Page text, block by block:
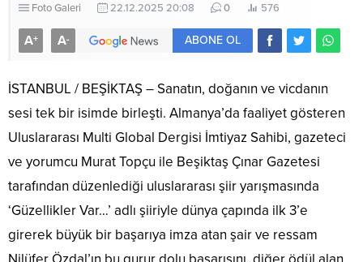
Foto Galeri 22.12.2025 20:08 0 576
A+ A- ABONE OL
İSTANBUL / BEŞİKTAŞ – Sanatın, doğanın ve vicdanın
sesi tek bir isimde birleşti. Almanya’da faaliyet gösteren
Uluslararası Multi Global Dergisi İmtiyaz Sahibi, gazeteci
ve yorumcu Murat Topçu ile Beşiktaş Çınar Gazetesi
tarafından düzenlediği uluslararası şiir yarışmasında
‘Güzellikler Var…’ adlı şiiriyle dünya çapında ilk 3’e
girerek büyük bir başarıya imza atan şair ve ressam